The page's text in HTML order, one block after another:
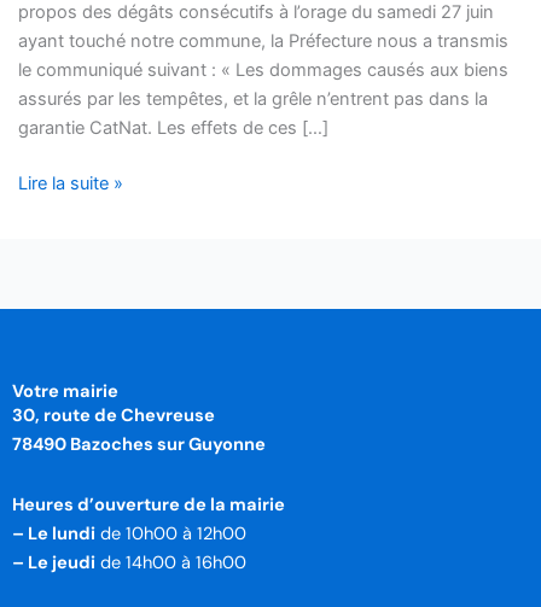
propos des dégâts consécutifs à l’orage du samedi 27 juin
ayant touché notre commune, la Préfecture nous a transmis
le communiqué suivant : « Les dommages causés aux biens
assurés par les tempêtes, et la grêle n’entrent pas dans la
garantie CatNat. Les effets de ces […]
à
l’orage
Lire la suite »
Votre mairie
30, route de Chevreuse
78490 Bazoches sur Guyonne
Heures d’ouverture de la mairie
– Le lundi de 10h00 à 12h00
– Le jeudi de 14h00 à 16h00